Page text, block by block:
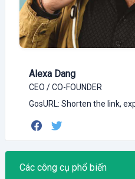
Alexa Dang
CEO / CO-FOUNDER
GosURL: Shorten the link,
Các công cụ phổ biến